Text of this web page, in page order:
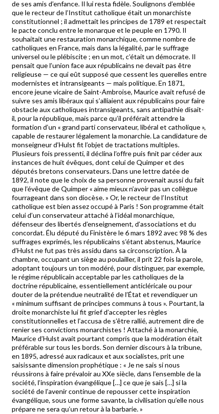
de ses amis d’enfance. Il lui resta fidèle. Soulignons d’emblée
que le recteur de l’Institut catholique était un monarchiste
constitutionnel ; il admettait les principes de 1789 et respectait
le pacte conclu entre le monarque et le peuple en 1790. Il
souhaitait une restauration monarchique, comme nombre de
catholiques en France, mais dans la légalité, par le suffrage
universel ou le plébiscite ; en un mot, c’était un démocrate. Il
pensait que l’union face aux républicains ne devait pas être
religieuse — ce qui eût supposé que cessent les querelles entre
modernistes et intransigeants — mais politique. En 1871,
encore jeune vicaire de Saint-Ambroise, Maurice avait refusé de
suivre ses amis libéraux qui s’alliaient aux républicains pour faire
obstacle aux catholiques intransigeants, sans antipathie disait-
il, pour la république, mais parce qu’il préférait attendre la
formation d’un « grand parti conservateur, libéral et catholique »,
capable de restaurer légalement la monarchie. La candidature de
monseigneur d’Hulst fit l’objet de tractations multiples.
Plusieurs fois pressenti, il déclina l’offre puis finit par céder aux
instances de huit évêques, dont celui de Quimper et des
députés bretons conservateurs. Dans une lettre datée de
1892, il note que le choix de sa personne provenait aussi du fait
que l’évêque de Quimper « aime mieux n’avoir pas un collègue
fourrageant dans son diocèse. » Or, le recteur de l’Institut
catholique est bien assez occupé à Paris ! Son programme était
celui d’un conservateur attaché à l’idéal monarchique,
défenseur des libertés d’enseignement, d’associations et du
concordat. Élu député du Finistère le 6 mars 1892 avec 98 % des
suffrages exprimés, les républicains s’étant abstenus, Maurice
d’Hulst ne fut pas très assidu dans sa circonscription. À la
chambre, occupant un siège au poulailler, il prit 22 fois la parole,
adoptant toujours un ton modéré, pour distinguer, par exemple,
le régime républicain acceptable par les catholiques de la
doctrine républicaine, essentiellement anticléricale ou pour
douter de la prétendue neutralité de l’État et revendiquer un
« minimum suffisant de principes communs à tous ». Pourtant, la
droite monarchiste lui fit grief d’accepter les règles
constitutionnelles et l’accusa de s’être rallié, autrement dire de
renier ses convictions monarchistes ! Attaché à la monarchie,
Maurice d’Hulst avait pourtant compris que la modération était
préférable sur tous les bords. Son dernier discours à la tribune,
en 1895, adressé aux radicaux et aux socialistes, prit une
saisissante dimension prophétique : « Je ne sais si nous
réussirons à faire prévaloir au XXe siècle, dans l’ensemble de la
société, l’inspiration évangélique […] ce que je sais […] si la
société de l’avenir continue de repousser cette inspiration
évangélique, sous une forme savante, la civilisation qu’elle nous
prépare ne sera qu’un retour à la barbarie. »